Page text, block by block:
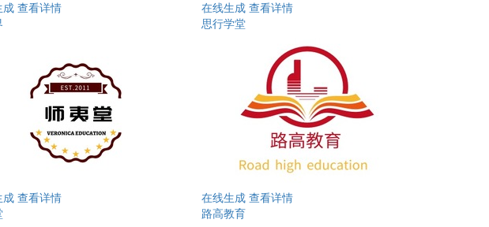
成 查看详情
在线生成 查看详情
思行学堂
成 查看详情
在线生成 查看详情
路高教育